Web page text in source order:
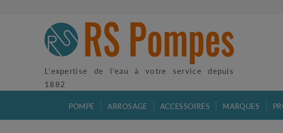
L'expertise de l'eau à votre service depuis
1882
POMPE ARROSAGE ACCESSOIRES MARQUES